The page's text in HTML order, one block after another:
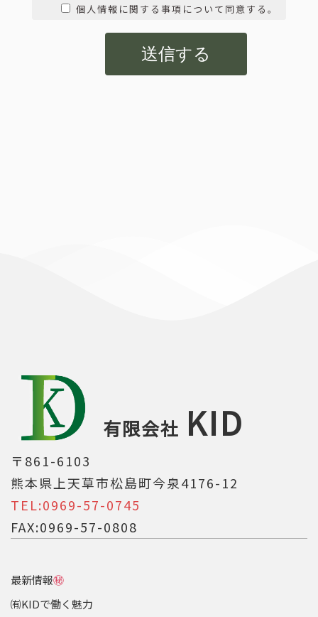
個人情報に関する事項について同意する。
有限会社 KID
〒861-6103
熊本県上天草市松島町今泉4176-12
TEL:0969-57-0745
FAX:0969-57-0808
最新情報㊙
㈲KIDで働く魅力